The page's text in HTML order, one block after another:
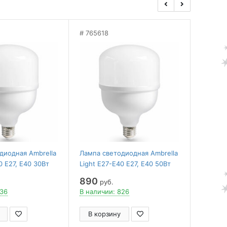
Ambrella
E27, E40 30Вт
765618
Лампа светодиодная Ambrella
Light E27-E40 E27, E40 50Вт
890 руб.
В наличии: 826
В корзину